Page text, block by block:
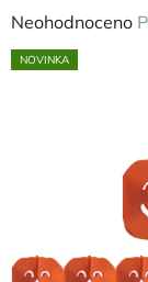
Průměrné
hodnocení
Neohodnoceno
NOVINKA